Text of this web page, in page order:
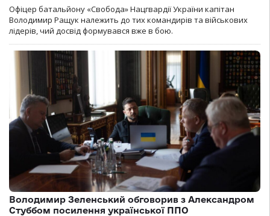
Офіцер батальйону «Свобода» Нацгвардії України капітан
Володимир Ращук належить до тих командирів та військових
лідерів, чий досвід формувався вже в бою.
Володимир Зеленський обговорив з Александром
Стуббом посилення української ППО